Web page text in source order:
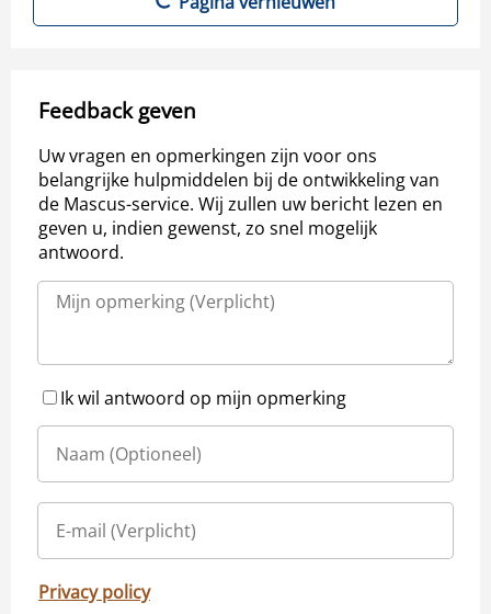
Feedback geven
Uw vragen en opmerkingen zijn voor ons
belangrijke hulpmiddelen bij de ontwikkeling van
de Mascus-service. Wij zullen uw bericht lezen en
geven u, indien gewenst, zo snel mogelijk
antwoord.
Ik wil antwoord op mijn opmerking
Privacy policy